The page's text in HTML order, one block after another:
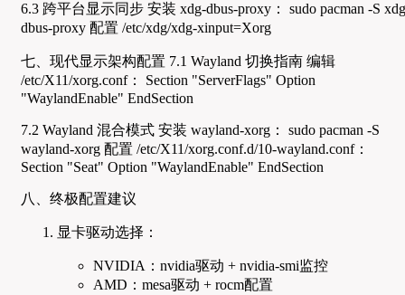
6.3 跨平台显示同步 安装 xdg-dbus-proxy： sudo pacman -S
dbus-proxy 配置 /etc/xdg/xdg-xinput=Xorg
七、现代显示架构配置 7.1 Wayland 切换指南 编辑
/etc/X11/xorg.conf： Section "ServerFlags" Option
"WaylandEnable" EndSection
7.2 Wayland 混合模式 安装 wayland-xorg： sudo pacman -S
wayland-xorg 配置 /etc/X11/xorg.conf.d/10-wayland.conf：
Section "Seat" Option "WaylandEnable" EndSection
八、终极配置建议
显卡驱动选择：
NVIDIA：nvidia驱动 + nvidia-smi监控
AMD：mesa驱动 + rocm配置